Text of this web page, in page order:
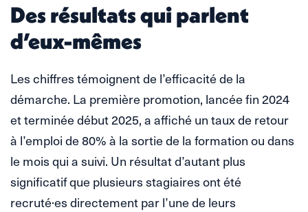
Des résultats qui parlent
d’eux-mêmes
Les chiffres témoignent de l’efficacité de la
démarche. La première promotion, lancée fin 2024
et terminée début 2025, a affiché un taux de retour
à l’emploi de 80% à la sortie de la formation ou dans
le mois qui a suivi. Un résultat d’autant plus
significatif que plusieurs stagiaires ont été
recruté·es directement par l’une de leurs